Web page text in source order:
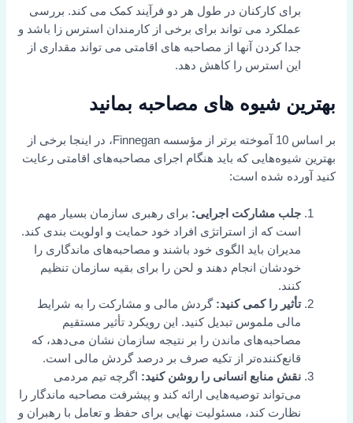
برای کارکنان در طول هر دو فرآیند کمک می کند. بررسی
عملکرد می تواند برای برخی از کارمندان استرس زا باشد و
جدا کردن آنها از مصاحبه های اقامتی می تواند مقداری از
این استرس را کاهش دهد.
بهترین شیوه های مصاحبه بمانید
بر اساس 10 آموخته برتر از مؤسسه Finnegan، در اینجا برخی از
بهترین شیوه‌هایی که باید هنگام اجرای مصاحبه‌های اقامتی رعایت
کنید آورده شده است:
جلب مشارکت اجرایی: برای رهبری سازمان بسیار مهم
است که از استراتژی افراد خود حمایت و اولویت بندی کند.
مدیران باید الگوی خود باشند و مصاحبه‌های ماندگاری را
خودشان انجام دهند و لحن را برای بقیه سازمان تنظیم
کنند.
تأثیر را کمی کنید: گردش مالی و مشارکت را به شرایط
مالی ملموس تبدیل کنید. این رویکرد تأثیر مستقیم
مصاحبه‌های ماندن را بر نتیجه سازمان نشان می‌دهد، که
قانع‌کننده‌تر از تکیه صرف بر درصد گردش مالی است.
نقش منابع انسانی را روشن کنید: اگرچه تیم مردمی
می‌تواند توصیه‌هایی ارائه کند و پیشرفت مصاحبه ماندگار را
نظارت کند، مسئولیت نهایی برای حفظ و تعامل با رهبران و